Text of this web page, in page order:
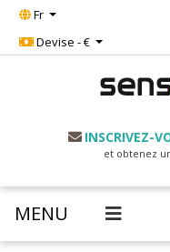
Fr
Devise - €
INSCRIVEZ-
et obtenez
MENU